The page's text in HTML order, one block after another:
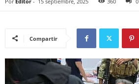
Compartir